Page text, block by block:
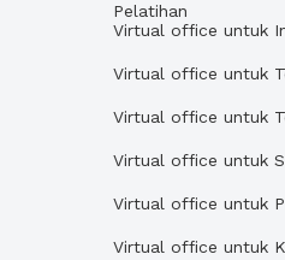
Pelatihan
Virtual office untuk
Virtual office untuk
Virtual office untuk
Virtual office untuk
Virtual office untuk
Virtual office untuk